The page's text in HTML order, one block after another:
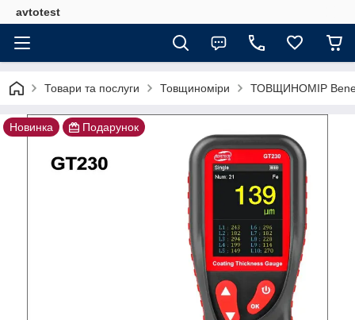
avtotest
Товари та послуги Товщиноміри ТОВЩИНОМІР
Новинка Подарунок